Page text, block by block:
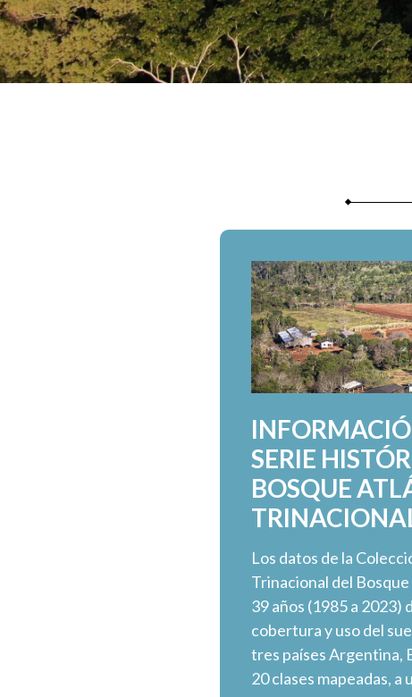
SERIE
BOSQUE
Los datos de la
Trinacional del
39 años (1985 a 2023)
cobertura y uso del
tres países Argentina,
20 clases mapeadas, a